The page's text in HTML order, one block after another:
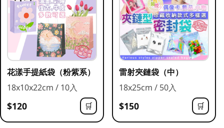
花漾手提紙袋（粉紫系）
18x10x22cm / 10入
$120 🛒
雷射夾鏈袋（中）
18x25cm / 50入
$150 🛒